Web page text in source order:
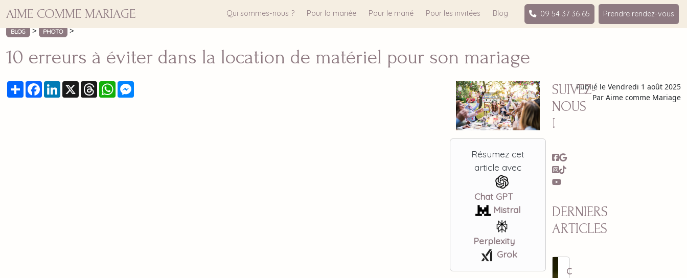
AIME COMME MARIAGE Qui sommes-nous ? Pour la mariée Pour le marié Pour les invitées Prendre rendez-vous
Blog 09 54 37 36 65
BLOG > PHOTO >
10 erreurs à éviter dans la location de matériel pour son mariage
PartagerFacebook
LinkedIn
X ThreadsWhatsApp
Publié le Vendredi 1 août 2025
Par Aime comme Mariage
Résumez cet
article avec
Chat GPT
Mistral
Perplexity
Grok
SUIVEZ-
NOUS
!
DERNIERS
ARTICLES
C